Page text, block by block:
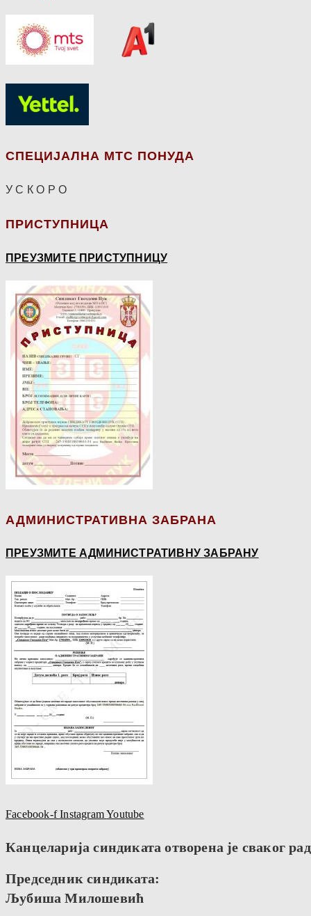
СПЕЦИЈАЛНА МТС ПОНУДА
У С К О Р О
ПРИСТУПНИЦА
ПРЕУЗМИТЕ ПРИСТУПНИЦУ
АДМИНИСТРАТИВНА ЗАБРАНА
ПРЕУЗМИТЕ АДМИНИСТРАТИВНУ ЗАБРАНУ
Facebook-f InstagramYoutube
Канцеларија синдиката отворена је сваког
Председник синдиката:
Љубиша Милошевић